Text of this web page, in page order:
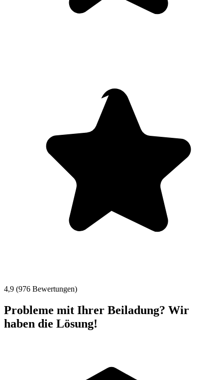
4,9 (976 Bewertungen)
Probleme mit Ihrer Beiladung? Wir
haben die Lösung!